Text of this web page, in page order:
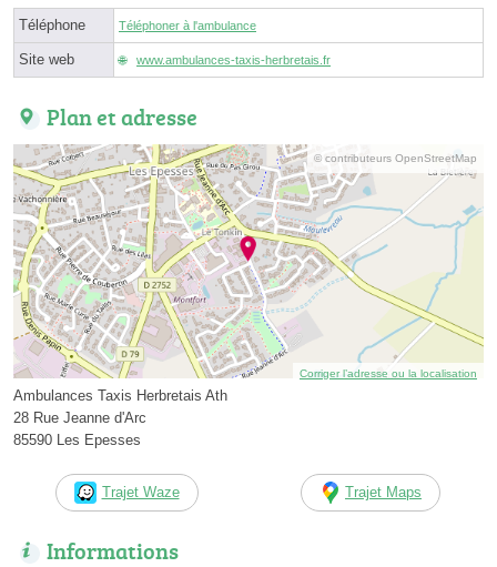
Téléphone Téléphoner à l'ambulance
Site web www.ambulances-taxis-herbretais.fr
Plan et adresse
© contributeurs OpenStreetMap
Corriger l’adresse ou la localisation
Ambulances Taxis Herbretais Ath
28 Rue Jeanne d'Arc
85590 Les Epesses
Trajet Waze Trajet Maps
Informations